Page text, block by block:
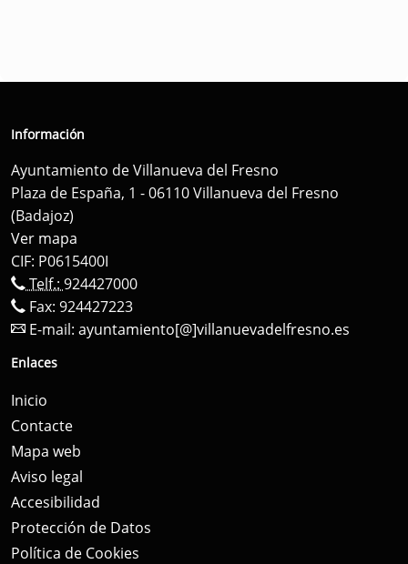
Información
Ayuntamiento de Villanueva del Fresno
Plaza de España, 1 - 06110 Villanueva del Fresno
(Badajoz)
Ver mapa
CIF: P0615400I
Telf.: 924427000
Fax: 924427223
E-mail: ayuntamiento[@]villanuevadelfresno.es
Enlaces
Inicio
Contacte
Mapa web
Aviso legal
Accesibilidad
Protección de Datos
Política de Cookies